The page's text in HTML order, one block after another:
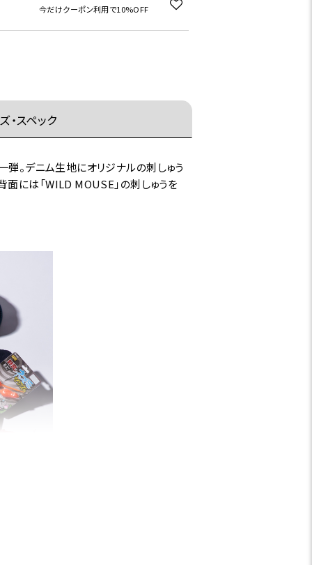
今だけクーポン利用で10%OFF
・スペック
弾。デニム生地にオリジナルの刺しゅう
には「WILD MOUSE」の刺しゅうを
と泳ぎだ